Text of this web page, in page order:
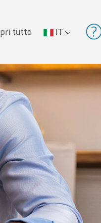
tutto IT